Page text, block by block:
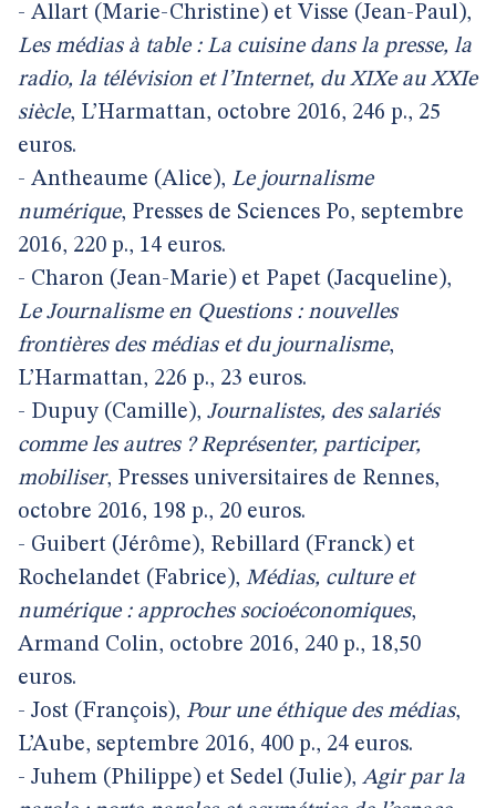
- Allart (Marie-Christine) et Visse (Jean-Paul),
Les médias à table : La cuisine dans la presse, la
radio, la télévision et l’Internet, du XIXe au XXIe
siècle, L’Harmattan, octobre 2016, 246 p., 25
euros.
- Antheaume (Alice), Le journalisme
numérique, Presses de Sciences Po, septembre
2016, 220 p., 14 euros.
- Charon (Jean-Marie) et Papet (Jacqueline),
Le Journalisme en Questions : nouvelles
frontières des médias et du journalisme,
L’Harmattan, 226 p., 23 euros.
- Dupuy (Camille), Journalistes, des salariés
comme les autres ? Représenter, participer,
mobiliser, Presses universitaires de Rennes,
octobre 2016, 198 p., 20 euros.
- Guibert (Jérôme), Rebillard (Franck) et
Rochelandet (Fabrice), Médias, culture et
numérique : approches socioéconomiques,
Armand Colin, octobre 2016, 240 p., 18,50
euros.
- Jost (François), Pour une éthique des médias,
L’Aube, septembre 2016, 400 p., 24 euros.
- Juhem (Philippe) et Sedel (Julie), Agir par la